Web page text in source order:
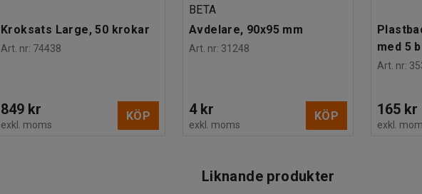
Kroksats Large, 50 krokar
Art. nr: 74438
849 kr
exkl. moms
KÖP
BETA
Avdelare, 90x95 mm
Art. nr: 31248
4 kr
exkl. moms
KÖP
med 5
Art. nr:
165 kr
exkl.
Liknande produkter